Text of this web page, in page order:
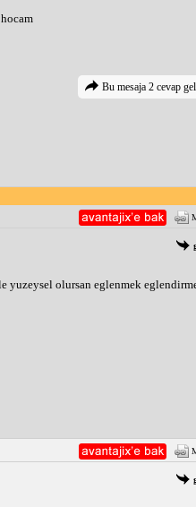
Bu mesaja 2 cevap
olursan eglenmek